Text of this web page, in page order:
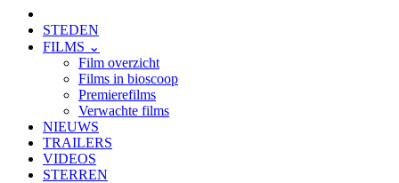
STEDEN
FILMS ⌄
Film overzicht
Films in bioscoop
Premierefilms
Verwachte films
NIEUWS
TRAILERS
VIDEOS
STERREN